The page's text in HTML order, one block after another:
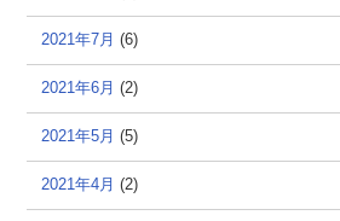
2021年7月 (6)
2021年6月 (2)
2021年5月 (5)
2021年4月 (2)